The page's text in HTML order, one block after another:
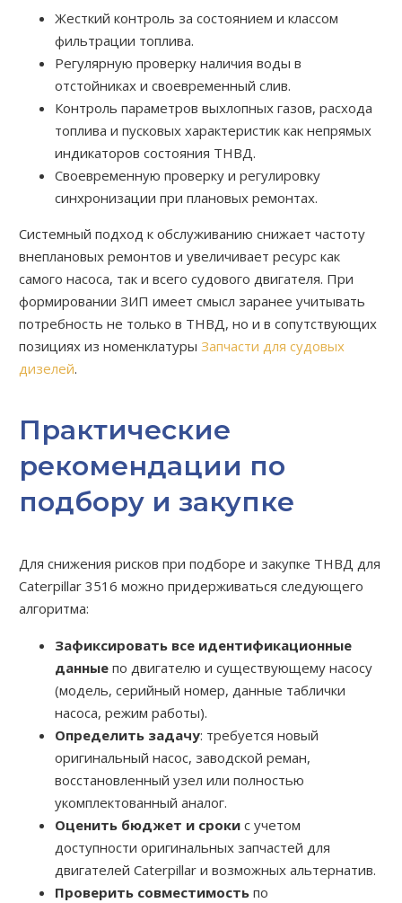
Жесткий контроль за состоянием и классом
фильтрации топлива.
Регулярную проверку наличия воды в
отстойниках и своевременный слив.
Контроль параметров выхлопных газов, расхода
топлива и пусковых характеристик как непрямых
индикаторов состояния ТНВД.
Своевременную проверку и регулировку
синхронизации при плановых ремонтах.
Системный подход к обслуживанию снижает частоту
внеплановых ремонтов и увеличивает ресурс как
самого насоса, так и всего судового двигателя. При
формировании ЗИП имеет смысл заранее учитывать
потребность не только в ТНВД, но и в сопутствующих
позициях из номенклатуры Запчасти для судовых
дизелей.
Практические
рекомендации по
подбору и закупке
Для снижения рисков при подборе и закупке ТНВД для
Caterpillar 3516 можно придерживаться следующего
алгоритма:
Зафиксировать все идентификационные
данные по двигателю и существующему насосу
(модель, серийный номер, данные таблички
насоса, режим работы).
Определить задачу: требуется новый
оригинальный насос, заводской реман,
восстановленный узел или полностью
укомплектованный аналог.
Оценить бюджет и сроки с учетом
доступности оригинальных запчастей для
двигателей Caterpillar и возможных альтернатив.
Проверить совместимость по